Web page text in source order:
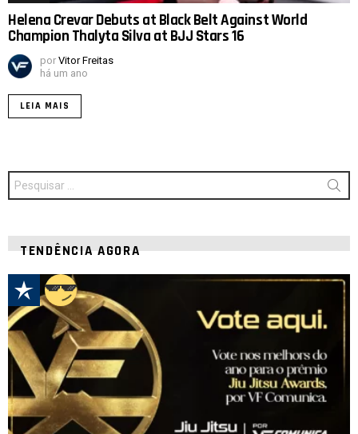
Helena Crevar Debuts at Black Belt Against World
Champion Thalyta Silva at BJJ Stars 16
por Vitor Freitas
há um ano
LEIA MAIS
Procurar
por:
TENDÊNCIA AGORA